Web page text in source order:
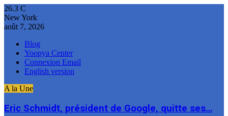
26.3 C
New York
août 7, 2026
Blog
Yoopya Center
Connexion Email
English version
A la Une
Eric Schmidt, président de Google, quitte ses…